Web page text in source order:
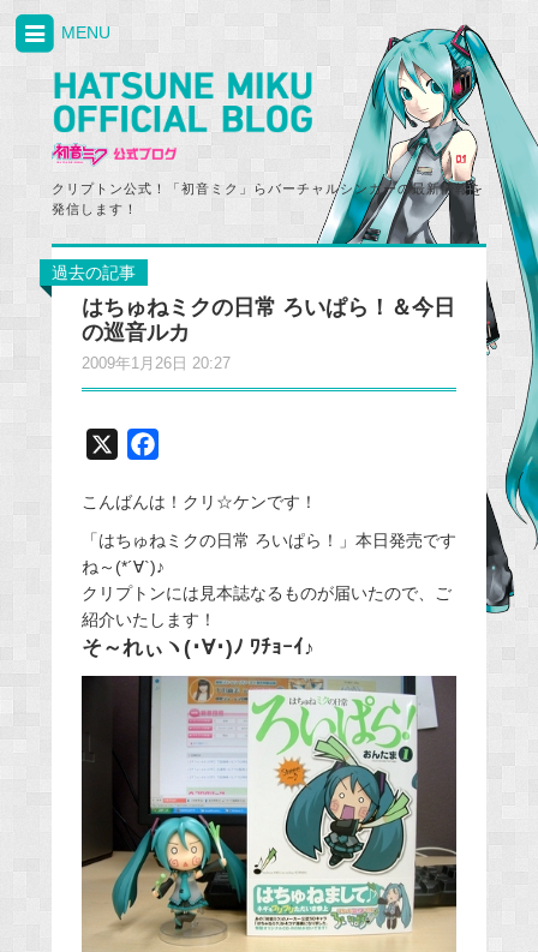
クリプトン公式！「初音ミク」らバーチャルシンガーの最新情報を
発信します！
MENU
過去の記事
はちゅねミクの日常 ろいぱら！＆今日
の巡音ルカ
2009年1月26日 20:27
c
e
b
o
o
こんばんは！クリ☆ケンです！
「はちゅねミクの日常 ろいぱら！」本日発売です
ね～(*´∀`)♪
クリプトンには見本誌なるものが届いたので、ご
紹介いたします！
そ～れぃヽ(･∀･)ﾉ ﾜﾁｮｰｲ♪